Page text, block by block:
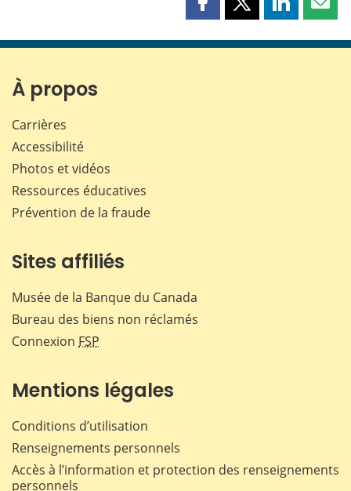
Partager
page
Partager
page
Partager
page page
À propos
Carrières
Accessibilité
Photos et vidéos
Ressources éducatives
Prévention de la fraude
Sites affiliés
Musée de la Banque du Canada
Bureau des biens non réclamés
Connexion FSP
Mentions légales
Conditions d’utilisation
Renseignements personnels
Accès à l’information et protection des renseignements
personnels